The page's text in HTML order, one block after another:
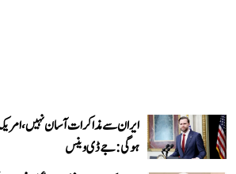
ایران سے مذاکرات آسان نہیں، امریکہ
ہوگی: جے ڈی وینس